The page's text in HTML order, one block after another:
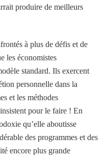
produire de meilleurs
à plus de défis et de
les économistes
standard. Ils exercent
personnelle dans la
et les méthodes
pour le faire ! En
qu’elle aboutisse
des programmes et des
encore plus grande